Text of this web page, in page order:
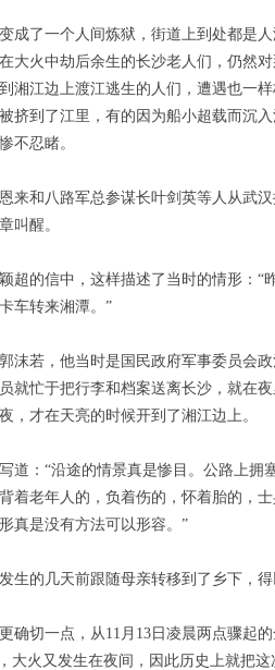
成了一个人间炼狱，街道上到处都是
大火中劫后余生的长沙老人们，仍然
湘江边上渡江逃生的人们，遭遇也一
挤到了江里，有的因为船小超载而沉
不忍睹。
来和八路军总参谋长叶剑英等人从武
叫醒。
超的信中，这样描述了当时的情形：“
车转来湘潭。”
沫若，他当时是国民政府军事委员会
就忙于把行李和档案送离长沙，就在
，才在天亮的时候开到了湘江边上。
道：“沿途的情景真是惨目。公路上
着老年人的，负着伤的，怀着胎的，
真是没有方法可以形容。”
生的几天前跟随母亲转移到了乡下，
确切一点，从11月13日凌晨两点骤起
大火又发生在夜间，因此历史上就把